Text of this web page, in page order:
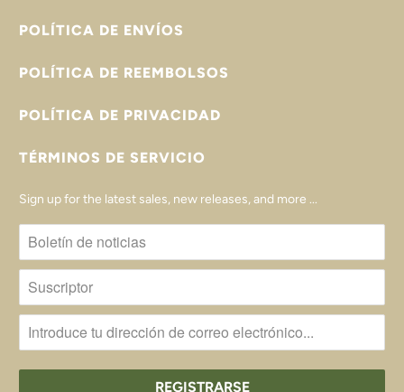
POLÍTICA DE ENVÍOS
POLÍTICA DE REEMBOLSOS
POLÍTICA DE PRIVACIDAD
TÉRMINOS DE SERVICIO
Sign up for the latest sales, new releases, and more ...